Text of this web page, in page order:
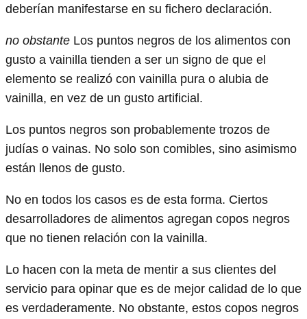
deberían manifestarse en su fichero declaración.
no obstante Los puntos negros de los alimentos con
gusto a vainilla tienden a ser un signo de que el
elemento se realizó con vainilla pura o alubia de
vainilla, en vez de un gusto artificial.
Los puntos negros son probablemente trozos de
judías o vainas. No solo son comibles, sino asimismo
están llenos de gusto.
No en todos los casos es de esta forma. Ciertos
desarrolladores de alimentos agregan copos negros
que no tienen relación con la vainilla.
Lo hacen con la meta de mentir a sus clientes del
servicio para opinar que es de mejor calidad de lo que
es verdaderamente. No obstante, estos copos negros